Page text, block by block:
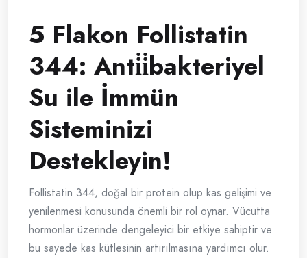
5 Flakon Follistatin
344: Anti̇i̇bakteriyel
Su ile İmmün
Sisteminizi
Destekleyin!
Follistatin 344, doğal bir protein olup kas gelişimi ve
yenilenmesi konusunda önemli bir rol oynar. Vücutta
hormonlar üzerinde dengeleyici bir etkiye sahiptir ve
bu sayede kas kütlesinin artırılmasına yardımcı olur.